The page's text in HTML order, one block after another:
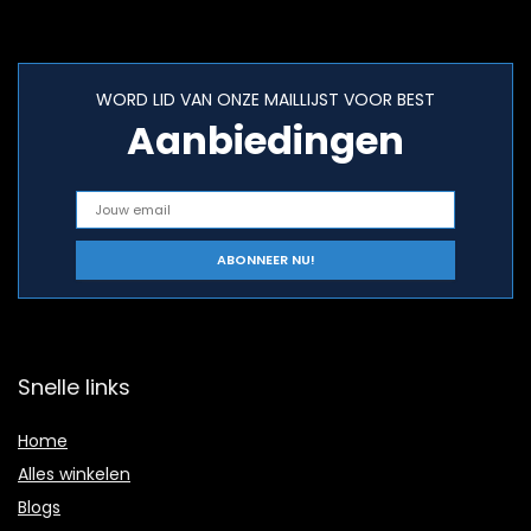
WORD LID VAN ONZE MAILLIJST VOOR BEST
Aanbiedingen
Snelle links
Home
Alles winkelen
Blogs